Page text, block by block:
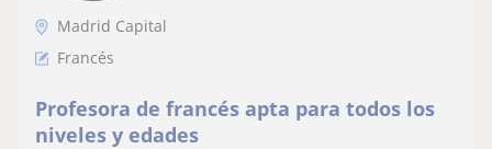
Madrid Capital
Francés
Profesora de francés apta para todos los
niveles y edades